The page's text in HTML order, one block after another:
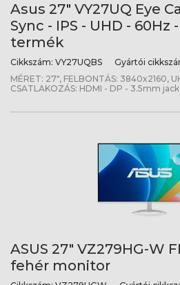
Asus 27" VY27UQ Eye
Sync - IPS - UHD -
termék
Cikkszám: VY27UQBS Gyártói
MÉRET: 27", FELBONTÁS: 3840x2160,
CSATLAKOZÁS: HDMI - DP - 3.5mm
ASUS 27" VZ279HG-W
fehér monitor